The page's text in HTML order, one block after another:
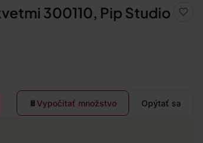
300110, Pip Studio
Vypočítať množstvo Opýtať sa